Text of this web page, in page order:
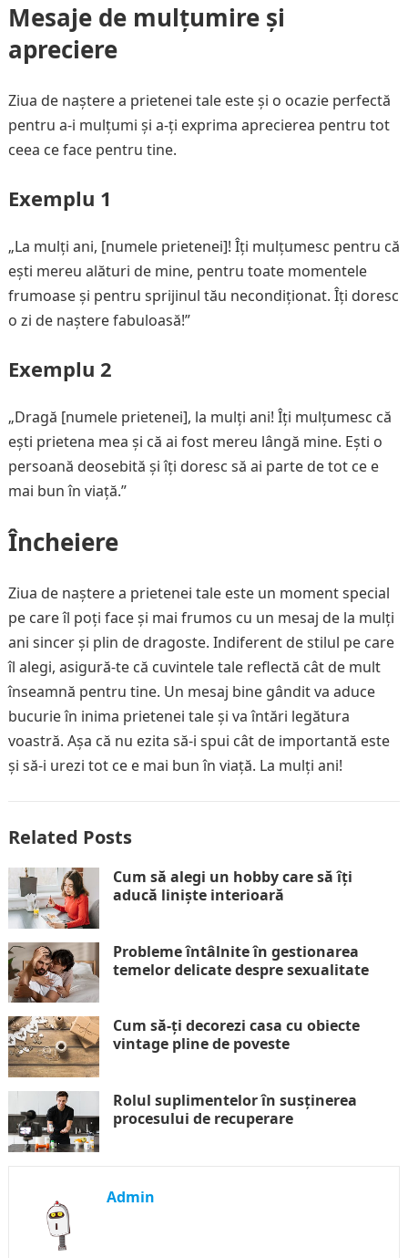
Mesaje de mulțumire și
apreciere
Ziua de naștere a prietenei tale este și o ocazie perfectă
pentru a-i mulțumi și a-ți exprima aprecierea pentru tot
ceea ce face pentru tine.
Exemplu 1
„La mulți ani, [numele prietenei]! Îți mulțumesc pentru că
ești mereu alături de mine, pentru toate momentele
frumoase și pentru sprijinul tău necondiționat. Îți doresc
o zi de naștere fabuloasă!”
Exemplu 2
„Dragă [numele prietenei], la mulți ani! Îți mulțumesc că
ești prietena mea și că ai fost mereu lângă mine. Ești o
persoană deosebită și îți doresc să ai parte de tot ce e
mai bun în viață.”
Încheiere
Ziua de naștere a prietenei tale este un moment special
pe care îl poți face și mai frumos cu un mesaj de la mulți
ani sincer și plin de dragoste. Indiferent de stilul pe care
îl alegi, asigură-te că cuvintele tale reflectă cât de mult
înseamnă pentru tine. Un mesaj bine gândit va aduce
bucurie în inima prietenei tale și va întări legătura
voastră. Așa că nu ezita să-i spui cât de importantă este
și să-i urezi tot ce e mai bun în viață. La mulți ani!
Related Posts
Cum să alegi un hobby care să îți
aducă liniște interioară
Probleme întâlnite în gestionarea
temelor delicate despre sexualitate
Cum să-ți decorezi casa cu obiecte
vintage pline de poveste
Rolul suplimentelor în susținerea
procesului de recuperare
Admin